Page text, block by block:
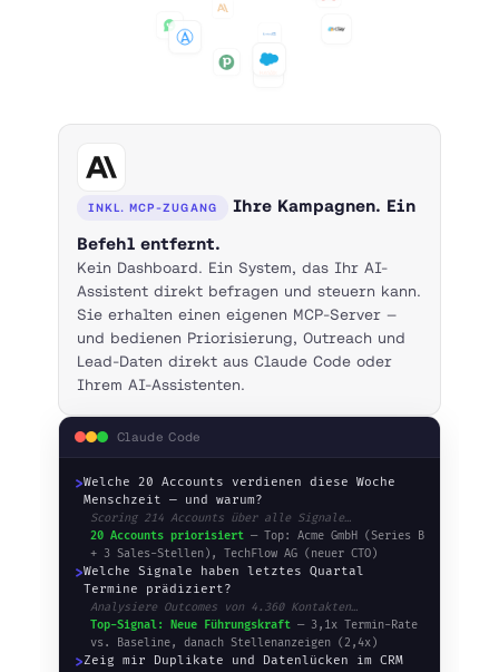
INKL. MCP-ZUGANG
Ihre Kampagnen. Ein
Befehl entfernt.
Kein Dashboard. Ein System, das Ihr AI-
Assistent direkt befragen und steuern kann.
Sie erhalten einen eigenen MCP-Server —
und bedienen Priorisierung, Outreach und
Lead-Daten direkt aus Claude Code oder
Ihrem AI-Assistenten.
Claude Code
>Welche 20 Accounts verdienen diese Woche
Menschzeit — und warum?
Scoring 214 Accounts über alle Signale…
20 Accounts priorisiert — Top: Acme GmbH (Series B
+ 3 Sales-Stellen), TechFlow AG (neuer CTO)
>Welche Signale haben letztes Quartal
Termine prädiziert?
Analysiere Outcomes von 4.360 Kontakten…
Top-Signal: Neue Führungskraft — 3,1x Termin-Rate
vs. Baseline, danach Stellenanzeigen (2,4x)
>Zeig mir Duplikate und Datenlücken im CRM